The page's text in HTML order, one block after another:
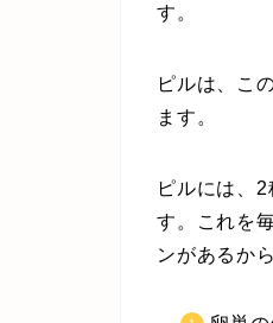
す。
ピルは、こ
ます。
ピルには、
す。これを
ンがあるか